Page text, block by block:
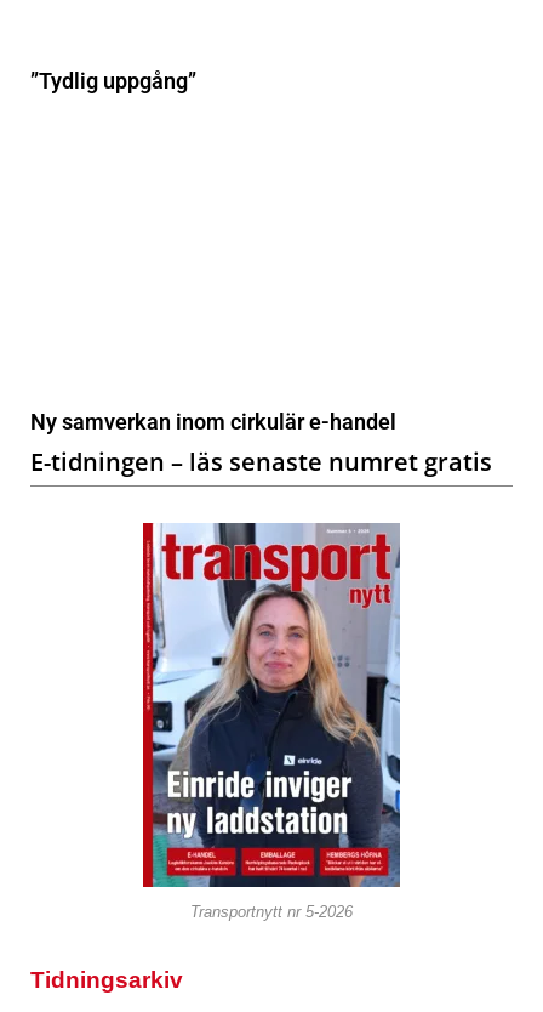
”Tydlig uppgång”
Ny samverkan inom cirkulär e-handel
E-tidningen – läs senaste numret gratis
Transportnytt nr 5-2026
Tidningsarkiv